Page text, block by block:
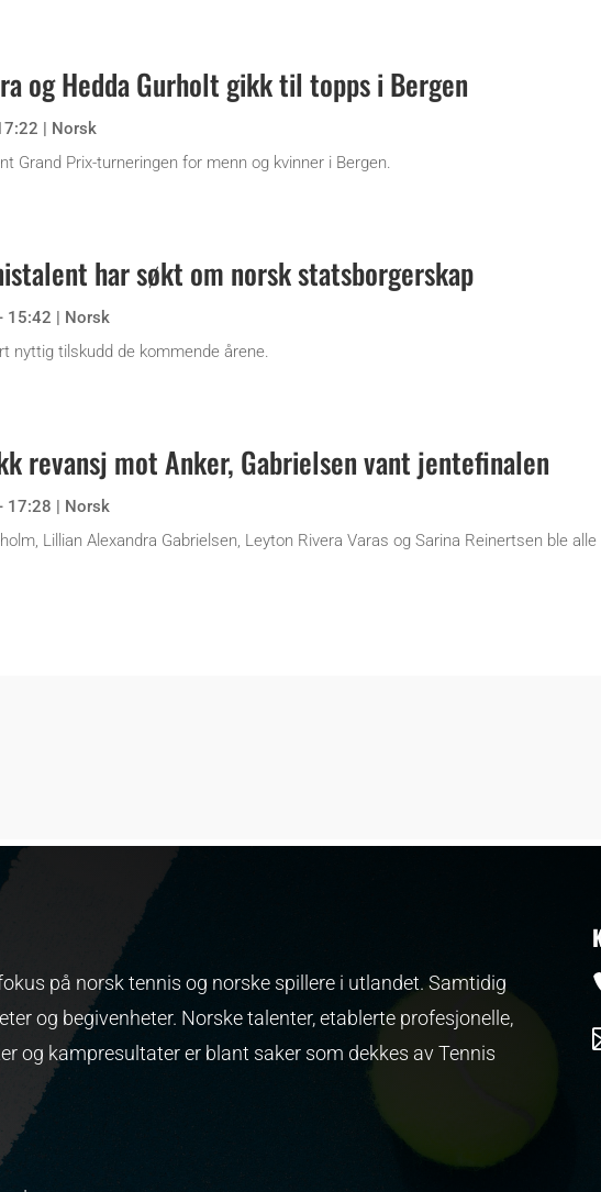
og Hedda Gurholt gikk til topps i Bergen
Norsk
Grand Prix-turneringen for menn og kvinner i Bergen.
har søkt om norsk statsborgerskap
15:42
Norsk
nyttig tilskudd de kommende årene.
revansj mot Anker, Gabrielsen vant jentefinalen
17:28
Norsk
Lillian Alexandra Gabrielsen, Leyton Rivera Varas og Sarina Reinertsen ble alle
på norsk tennis og norske spillere i utlandet. Samtidig
og begivenheter. Norske talenter, etablerte profesjonelle,
og kampresultater er blant saker som dekkes av Tennis